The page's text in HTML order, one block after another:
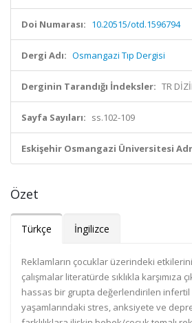
Doi Numarası: 10.20515/otd.1596794
Dergi Adı: Osmangazi Tıp Dergisi
Derginin Tarandığı İndeksler: TR
Sayfa Sayıları: ss.102-109
Eskişehir Osmangazi Üniversitesi
Özet
Türkçe İngilizce
Reklamların çocuklar üzerindeki
çalışmalar literatürde sıklıkla karşımıza
hassas bir grupta değerlendirilen infertil
yaşamlarındaki stres, anksiyete ve